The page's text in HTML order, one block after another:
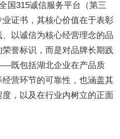
国315诚信服务平台（第三
证书，其核心价值在于表彰
以诚信为核心经营理念的品
誉标识，而是对品牌长期践
既包括湖北企业在产品质
营环节的可靠性，也涵盖其
，以及在行业内树立的正面